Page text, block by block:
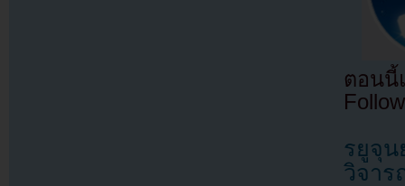
ตอนนี้
รยูจุน
วิจาร